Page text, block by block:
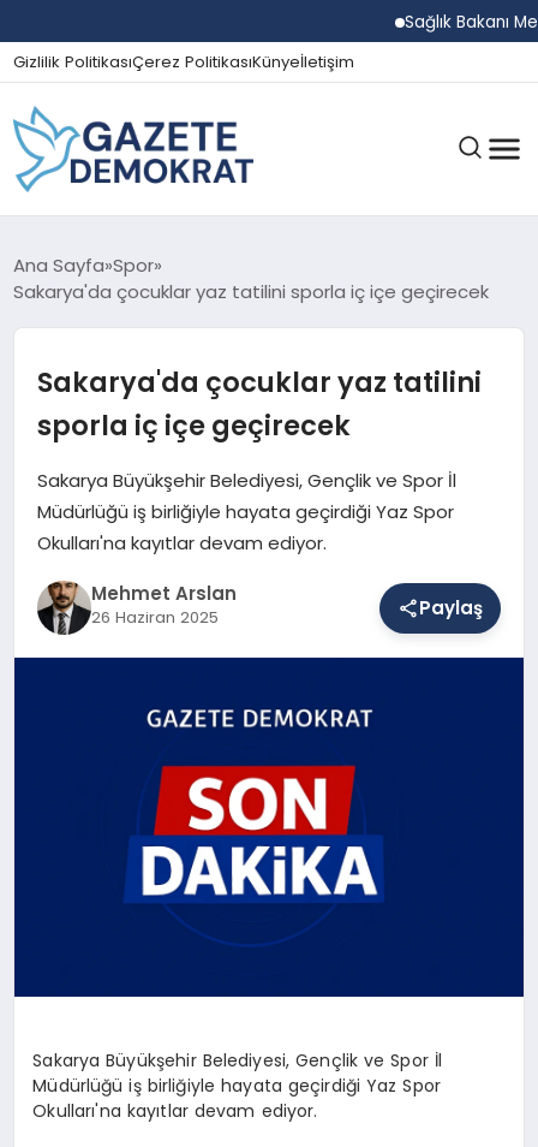
Sağlık Bakanı
Gizlilik PolitikasıÇerez PolitikasıKünyeİletişim
GÜNDEM
SPOR
MAGAZIN
SAĞLIK
Ana Sayfa Spor
Sakarya'da çocuklar yaz tatilini sporla iç içe geçirecek
Sakarya'da çocuklar yaz tatilini
sporla iç içe geçirecek
Sakarya Büyükşehir Belediyesi, Gençlik ve Spor İl
Müdürlüğü iş birliğiyle hayata geçirdiği Yaz Spor
Okulları'na kayıtlar devam ediyor.
Mehmet Arslan
26 Haziran 2025 Paylaş
Sakarya Büyükşehir Belediyesi, Gençlik ve Spor İl
Müdürlüğü iş birliğiyle hayata geçirdiği Yaz Spor
Okulları'na kayıtlar devam ediyor.